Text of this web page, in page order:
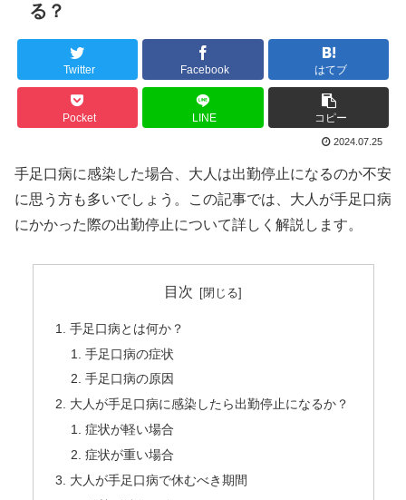
る？
Twitter Facebook はてブ
Pocket LINE コピー
2024.07.25
手足口病に感染した場合、大人は出勤停止になるのか不安
に思う方も多いでしょう。この記事では、大人が手足口病
にかかった際の出勤停止について詳しく解説します。
目次
手足口病とは何か？
手足口病の症状
手足口病の原因
大人が手足口病に感染したら出勤停止になるか？
症状が軽い場合
症状が重い場合
大人が手足口病で休むべき期間